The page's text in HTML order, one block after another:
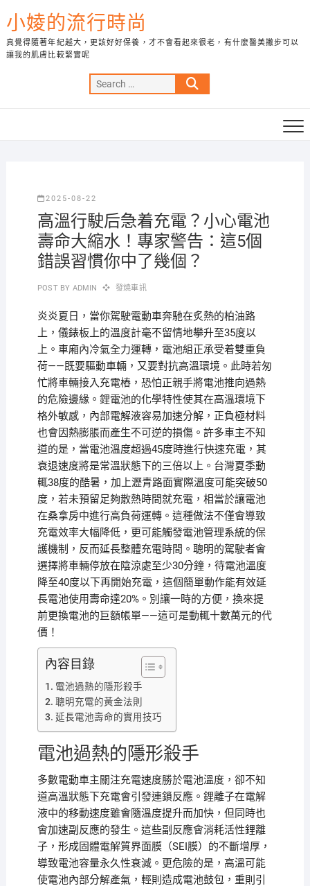
to
content
小婈的流行時尚
真覺得隨著年紀越大，更該好好保養，才不會看起來很老，有什麼醫美撇步可以
讓我的肌膚比較緊實呢
Search
…
2025-08-22
高溫行駛后急着充電？小心電池
壽命大縮水！專家警告：這5個
錯誤習慣你中了幾個？
POST BY ADMIN 發燒車訊
炎炎夏日，當你駕駛電動車奔馳在炙熱的柏油路
上，儀錶板上的溫度計毫不留情地攀升至35度以
上。車廂內冷氣全力運轉，電池組正承受着雙重負
荷——既要驅動車輛，又要對抗高溫環境。此時若匆
忙將車輛接入充電樁，恐怕正親手將電池推向過熱
的危險邊緣。鋰電池的化學特性使其在高溫環境下
格外敏感，內部電解液容易加速分解，正負極材料
也會因熱膨脹而產生不可逆的損傷。許多車主不知
道的是，當電池溫度超過45度時進行快速充電，其
衰退速度將是常溫狀態下的三倍以上。台灣夏季動
輒38度的酷暑，加上瀝青路面實際溫度可能突破50
度，若未預留足夠散熱時間就充電，相當於讓電池
在桑拿房中進行高負荷運轉。這種做法不僅會導致
充電效率大幅降低，更可能觸發電池管理系統的保
護機制，反而延長整體充電時間。聰明的駕駛者會
選擇將車輛停放在陰涼處至少30分鐘，待電池溫度
降至40度以下再開始充電，這個簡單動作能有效延
長電池使用壽命達20%。別讓一時的方便，換來提
前更換電池的巨額帳單——這可是動輒十數萬元的代
價！
內容目錄
電池過熱的隱形殺手
聰明充電的黃金法則
延長電池壽命的實用技巧
電池過熱的隱形殺手
多數電動車主關注充電速度勝於電池溫度，卻不知
道高溫狀態下充電會引發連鎖反應。鋰離子在電解
液中的移動速度雖會隨溫度提升而加快，但同時也
會加速副反應的發生。這些副反應會消耗活性鋰離
子，形成固體電解質界面膜（SEI膜）的不斷增厚，
導致電池容量永久性衰減。更危險的是，高溫可能
使電池內部分解產氣，輕則造成電池鼓包，重則引